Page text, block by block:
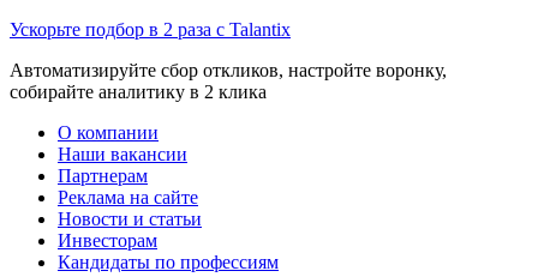
Ускорьте подбор в 2 раза с Talantix
Автоматизируйте сбор откликов, настройте воронку,
собирайте аналитику в 2 клика
О компании
Наши вакансии
Партнерам
Реклама на сайте
Новости и статьи
Инвесторам
Кандидаты по профессиям